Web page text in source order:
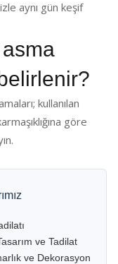
aynı gün keşif
kullanılan
göre
ve Tadilat
ve Dekorasyon